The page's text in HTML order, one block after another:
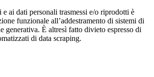
ai dati personali trasmessi e/o riprodotti è
funzionale all’addestramento di sistemi di
generativa. È altresì fatto divieto espresso di
di data scraping.